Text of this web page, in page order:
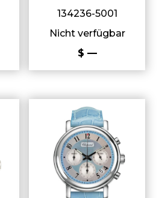
134236-5001
Nicht verfügbar
$ —